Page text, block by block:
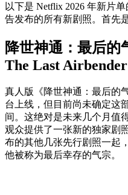
以下是 Netflix 2026 年新片
告发布的所有新剧照。首先
降世神通：最后的
The Last Airbender
真人版《降世神通：最后的
台上线，但目前尚未确定这
间。这绝对是未来几个月值
观众提供了一张新的独家剧
布的其他几张先行剧照一起
他被称为最后幸存的气宗。